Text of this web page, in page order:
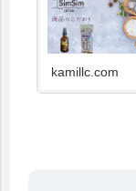
kamillc.com